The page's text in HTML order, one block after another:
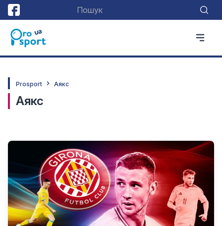
Prosport Аякс
Аякс